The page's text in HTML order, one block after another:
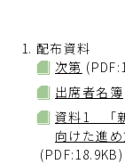
配布資料
次第
出席者名簿
資料1 「
向けた進
(PDF:18.9KB)